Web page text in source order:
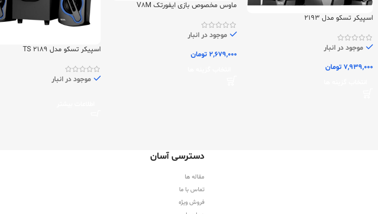
اسپیکر تسکو مدل 2193
موجود در انبار
7,939,000 تومان
ماوس مخصوص بازی ایفورتک V8M
موجود در انبار
2,679,000 تومان
اسپیکر تسکو مدل TS 2189
موجود در انبار
دسترسی آسان
مقاله ها
تماس با ما
فروش ویژه